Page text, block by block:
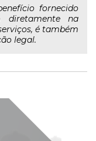
fornecido
diretamente na
é também
legal.